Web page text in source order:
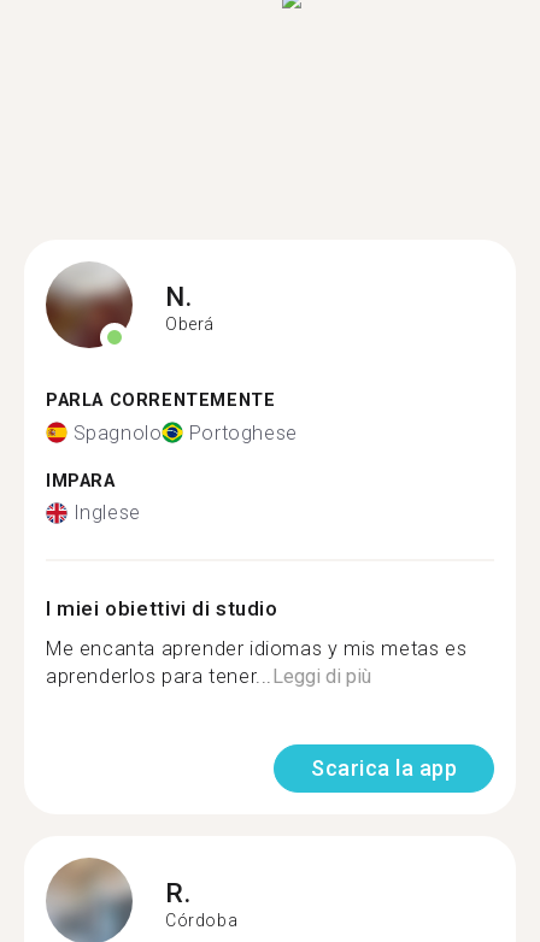
N.
Oberá
PARLA CORRENTEMENTE
Spagnolo Portoghese
IMPARA
Inglese
I miei obiettivi di studio
Me encanta aprender idiomas y mis metas es
aprenderlos para tener...Leggi di più
Scarica la app
R.
Córdoba